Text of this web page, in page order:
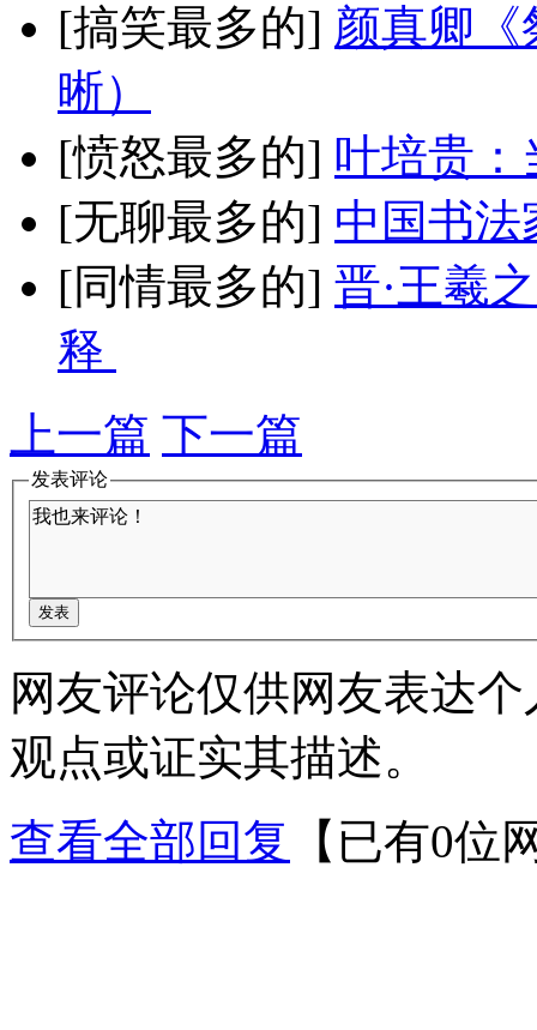
[搞笑最多的] 颜真卿《
晰）
[愤怒最多的] 叶培贵：
[无聊最多的] 中国书法
[同情最多的] 晋·王羲
释
上一篇 下一篇
发表评论
网友评论仅供网友表达
观点或证实其描述。
查看全部回复
【已有0位